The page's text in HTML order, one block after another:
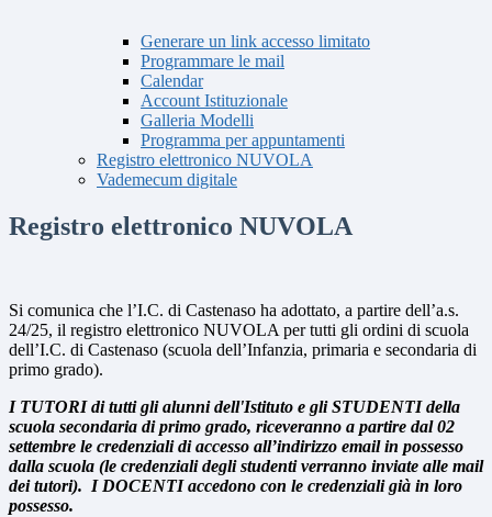
Generare un link accesso limitato
Programmare le mail
Calendar
Account Istituzionale
Galleria Modelli
Programma per appuntamenti
Registro elettronico NUVOLA
Vademecum digitale
Registro elettronico NUVOLA
Si comunica che l’I.C. di Castenaso ha adottato, a partire dell’a.s.
24/25, il registro elettronico NUVOLA per tutti gli ordini di scuola
dell’I.C. di Castenaso (scuola dell’Infanzia, primaria e secondaria di
primo grado).
I TUTORI di tutti gli alunni dell'Istituto e gli STUDENTI della
scuola secondaria di primo grado, riceveranno a partire dal 02
settembre le credenziali di accesso all’indirizzo email in possesso
dalla scuola (le credenziali degli studenti verranno inviate alle mail
dei tutori). I DOCENTI accedono con le credenziali già in loro
possesso.